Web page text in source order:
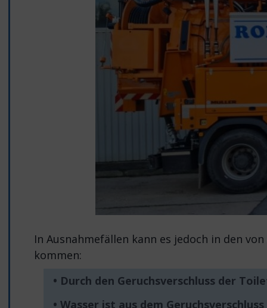
In Ausnahmefällen kann es jedoch in den
kommen:
• Durch den Geruchsverschluss der
• Wasser ist aus dem